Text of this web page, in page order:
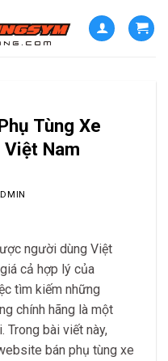
Tùng Xe
Việt Nam
người dùng Việt
cả hợp lý của
tìm kiếm những
chính hãng là một
Trong bài viết này,
bán phụ tùng xe